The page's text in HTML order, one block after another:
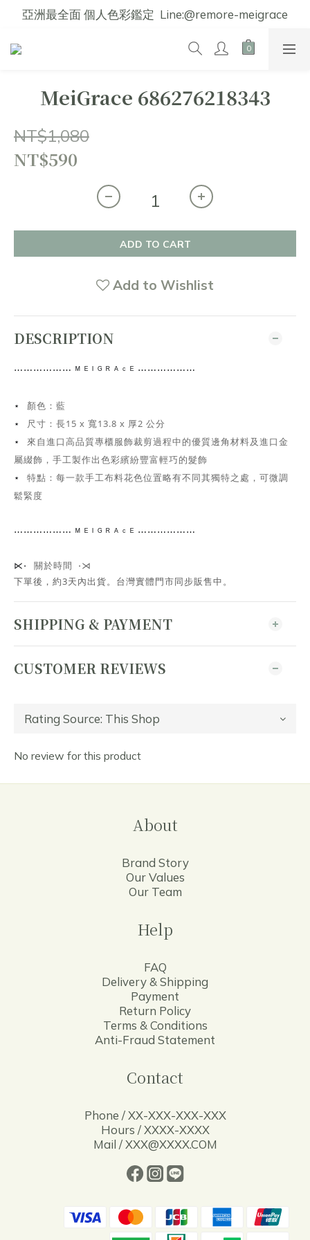
亞洲最全面 個人色彩鑑定  Line:@remore-meigrace
MeiGrace 686276218343
NT$1,080
NT$590
ADD TO CART
Add to Wishlist
DESCRIPTION
⋯⋯ ⋯⋯⋯⋯ ᴹ ᴱ ᴵ ᴳ ᴿ ᴬ ᶜ ᴱ ⋯⋯⋯⋯ ⋯⋯
⋆ 顏色：藍
⋆ 尺寸： 長15 x 寬13.8 x 厚2 公分
⋆ 來自進口高品質專櫃服飾裁剪過程中的優質邊角材料及進口金
屬綴飾，手工製作出色彩繽紛豐富輕巧的髮飾
⋆ 特點：每一款手工布料花色位置略有不同其獨特之處，可微調
鬆緊度
⋯⋯ ⋯⋯⋯⋯ ᴹ ᴱ ᴵ ᴳ ᴿ ᴬ ᶜ ᴱ ⋯⋯⋯⋯ ⋯⋯
⋉⋅ 關於時間 ⋅⋊
下單後，約3天內出貨。台灣實體門市同步販售中。
SHIPPING & PAYMENT
CUSTOMER REVIEWS
No review for this product
About
Brand Story
Our Values
Our Team
Help
FAQ
Delivery & Shipping
Payment
Return Policy
Terms & Conditions
Anti-Fraud Statement
Contact
Phone / XX-XXX-XXX-XXX
Hours / XXXX-XXXX
Mail / XXX@XXXX.COM